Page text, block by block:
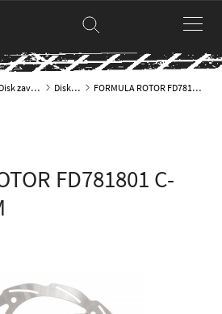
Disk zavore & deli Disk rotorji FORMULA ROTOR FD781801 C-LOCK 180MM
FD781801 C-